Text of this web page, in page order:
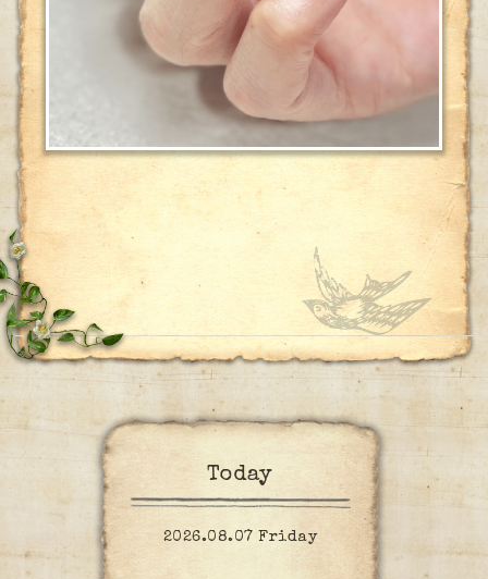
Today
2026.08.07 Friday